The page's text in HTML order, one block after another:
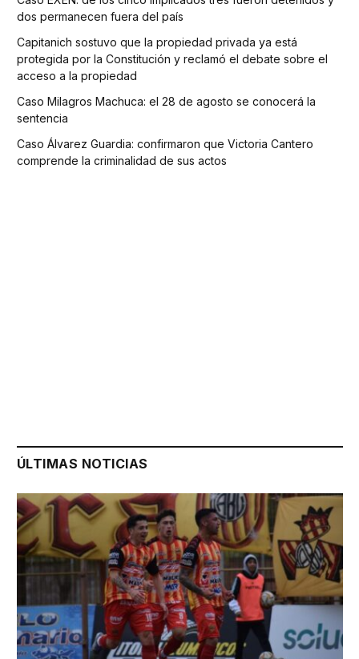
dos permanecen fuera del país
Capitanich sostuvo que la propiedad privada ya está
protegida por la Constitución y reclamó el debate sobre el
acceso a la propiedad
Caso Milagros Machuca: el 28 de agosto se conocerá la
sentencia
Caso Álvarez Guardia: confirmaron que Victoria Cantero
comprende la criminalidad de sus actos
ÚLTIMAS NOTICIAS